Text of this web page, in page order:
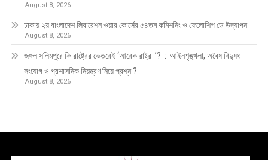
August 8, 2026
ঢাকায় ২য় বাংলাদেশ লিবারেশন ওয়ার কোর্সের ৫৪তম কমিশনিং ও ফেলোশিপ ডে উদ্‌যাপন
August 8, 2026
জঙ্গল সলিমপুরে কি রাষ্ট্রের ভেতরেই ‘আরেক রাষ্ট্র ’? : আইনশৃঙ্খলা, অবৈধ বিদ্যুৎ
সংযোগ ও প্রশাসনিক নিয়ন্ত্রণ নিয়ে প্রশ্ন ?
August 8, 2026